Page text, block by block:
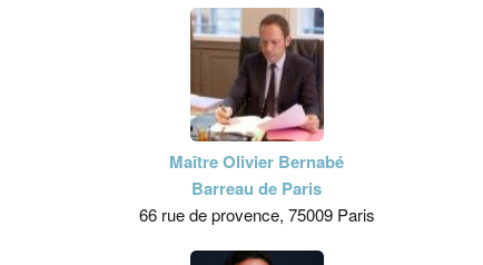
Maître Olivier Bernabé
Barreau de Paris
66 rue de provence, 75009 Paris